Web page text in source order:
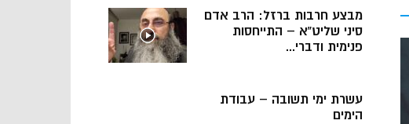
מבצע חרבות ברזל: הרב אדם
סיני שליט”א – התייחסות
פנימית ודברי...
עשרת ימי תשובה – עבודת
הימים